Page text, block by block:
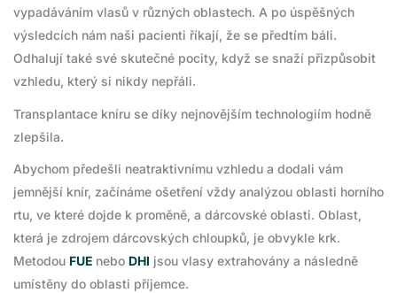
vypadáváním vlasů v různých oblastech. A po úspěšných
výsledcích nám naši pacienti říkají, že se předtím báli.
Odhalují také své skutečné pocity, když se snaží přizpůsobit
vzhledu, který si nikdy nepřáli.
Transplantace kníru se díky nejnovějším technologiím hodně
zlepšila.
Abychom předešli neatraktivnímu vzhledu a dodali vám
jemnější knír, začínáme ošetření vždy analýzou oblasti horního
rtu, ve které dojde k proměně, a dárcovské oblasti. Oblast,
která je zdrojem dárcovských chloupků, je obvykle krk.
Metodou FUE nebo DHI jsou vlasy extrahovány a následně
umístěny do oblasti příjemce.